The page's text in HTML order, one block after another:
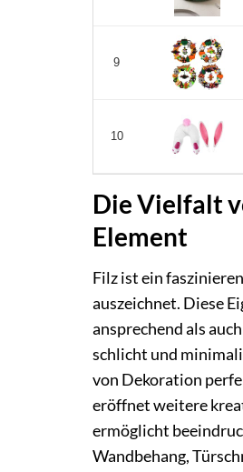
9
10
Die Vielfalt
Element
Filz ist ein
auszeichnet. Diese
ansprechend als
schlicht und
von Dekoration
eröffnet weitere
ermöglicht
Wandbehang,